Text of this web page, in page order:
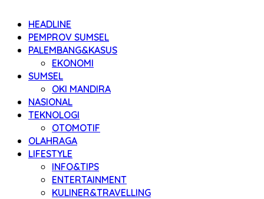
HEADLINE
PEMPROV SUMSEL
PALEMBANG&KASUS
EKONOMI
SUMSEL
OKI MANDIRA
NASIONAL
TEKNOLOGI
OTOMOTIF
OLAHRAGA
LIFESTYLE
INFO&TIPS
ENTERTAINMENT
KULINER&TRAVELLING